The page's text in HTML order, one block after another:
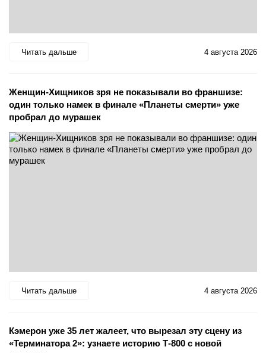
Читать дальше 4 августа 2026
Женщин-Хищников зря не показывали во франшизе:
один только намек в финале «Планеты смерти» уже
пробрал до мурашек
Читать дальше 4 августа 2026
Кэмерон уже 35 лет жалеет, что вырезал эту сцену из
«Терминатора 2»: узнаете историю Т-800 с новой